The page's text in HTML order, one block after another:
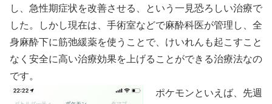
し、急性期症状を改善させる、という一見恐ろしい治療で
した。しかし現在は、手術室などで麻酔科医が管理し、全
身麻酔下に筋弛緩薬を使うことで、けいれんも起こすこと
なく安全に高い治療効果を上げることができる治療法なの
です。
ポケモンといえば、先週